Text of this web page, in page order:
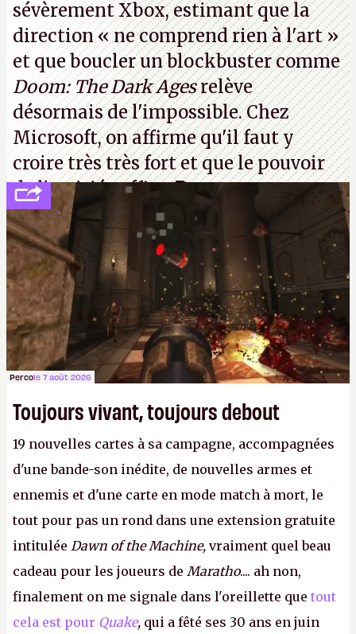
sévèrement Xbox, estimant que la
direction« ne comprend rien à l'art »
et que boucler un blockbuster comme
Doom: The Dark Agesrelève
désormais de l'impossible. Chez
Microsoft, on affirme qu'il faut y
croire très très fort et que le pouvoir
de l'amitié suffira.P.
Percole 7 août 2026
Toujours vivant, toujours debout
19 nouvelles cartes à sa campagne, accompagnées
d'une bande-son inédite, de nouvelles armes et
ennemis et d'une carte en mode match à mort, le
tout pour pas un rond dans une extension gratuite
intitulée Dawn of the Machine, vraiment quel beau
cadeau pour les joueurs de Maratho.... ah non,
finalement on me signale dans l'oreillette que tout
cela est pour Quake, qui a fêté ses 30 ans en juin